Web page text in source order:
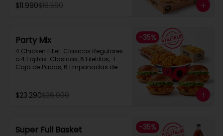
$11.990$18.590
-35%
Party Mix
4 Chicken Fillet  Clasicos Regulares
o 4 Fajitas  Clasicas, 6 Filetillos,  1
Caja de Papas, 6 Empanadas de
$23.290$36.090
-35%
Super Full Basket